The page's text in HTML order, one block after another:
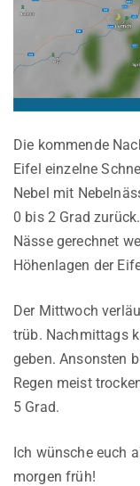
Die kommende
Eifel einzelne
Nebel mit
0 bis 2 Grad
Nässe gerechnet
Höhenlagen der
Der Mittwoch
trüb. Nachmittags
geben. Ansonsten
Regen meist
5 Grad.
Ich wünsche euch
morgen früh!